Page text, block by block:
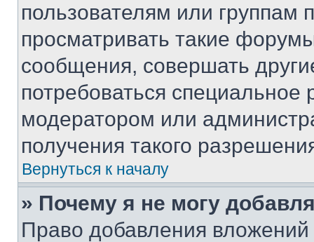
пользователям или группам
просматривать такие
сообщения, совершать
потребоваться
модератором или
получения такого
Вернуться к началу
» Почему я не могу
Право добавления